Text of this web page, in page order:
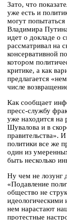
Зато, что
уже есть и
могут попытаться
Владимира
идет о докладе о
рассматривал на
консервативной
котором
критике, а как
предлагается
числе
Как сообщает
пресс-службу
уже находится на
Шувалова и в
правительства».
политики все же
один из
быть несколько
Ну чем не лозунг
«Подавление
общество не
идеологическими
нем нарастают
протестные